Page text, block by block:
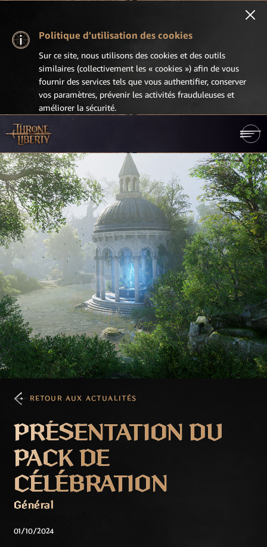
Politique d'utilisation des cookies
Sur ce site, nous utilisons des cookies et des outils
similaires (collectivement les « cookies ») afin de vous
fournir des services tels que vous authentifier, conserver
vos paramètres, prévenir les activités frauduleuses et
améliorer la sécurité.
RETOUR AUX ACTUALITÉS
PRÉSENTATION DU
PACK DE
CÉLÉBRATION
Général
01/10/2024